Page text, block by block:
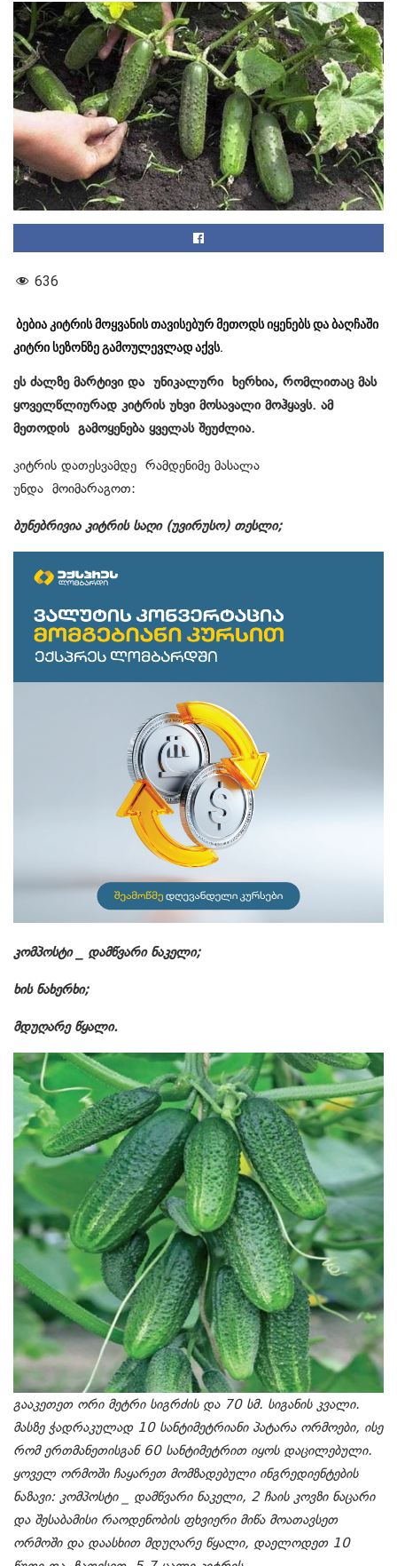
636
ბებია კიტრის მოყვანის თავისებურ მეთოდს იყენებს და ბაღჩაში
კიტრი სეზონზე გამოულევლად აქვს.
ეს ძალზე მარტივი და უნიკალური ხერხია, რომლითაც მას
ყოველწლიურად კიტრის უხვი მოსავალი მოჰყავს. ამ
მეთოდის გამოყენება ყველას შეუძლია.
კიტრის დათესვამდე რამდენიმე მასალა
უნდა მოიმარაგოთ:
ბუნებრივია კიტრის საღი (უვირუსო) თესლი;
კომპოსტი _ დამწვარი ნაკელი;
ხის ნახერხი;
მდუღარე წყალი.
გააკეთეთ ორი მეტრი სიგრძის და 70 სმ. სიგანის კვალი.
მასზე ჭადრაკულად 10 სანტიმეტრიანი პატარა ორმოები, ისე
რომ ერთმანეთისგან 60 სანტიმეტრით იყოს დაცილებული.
ყოველ ორმოში ჩაყარეთ მომზადებული ინგრედიენტების
ნაზავი: კომპოსტი _ დამწვარი ნაკელი, 2 ჩაის კოვზი ნაცარი
და შესაბამისი რაოდენობის ფხვიერი მიწა მოათავსეთ
ორმოში და დაასხით მდუღარე წყალი, დაელოდეთ 10